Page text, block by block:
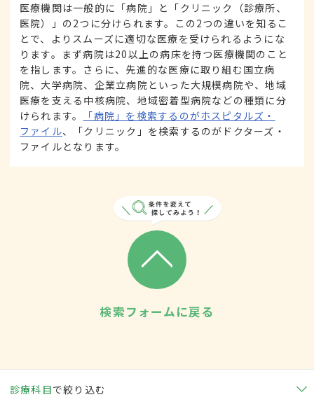
医療機関は一般的に「病院」と「クリニック（診療所、
医院）」の2つに分けられます。この2つの違いを知るこ
とで、よりスムーズに適切な医療を受けられるようにな
ります。まず病院は20以上の病床を持つ医療機関のこと
を指します。さらに、先進的な医療に取り組む国立病
院、大学病院、企業立病院といった大規模病院や、地域
医療を支える中核病院、地域密着型病院などの種類に分
けられます。
「病院」を検索するのがホスピタルズ・
ファイル、「クリニック」を検索するのがドクターズ・
ファイルとなります。
検索フォームに戻る
診療科目で絞り込む